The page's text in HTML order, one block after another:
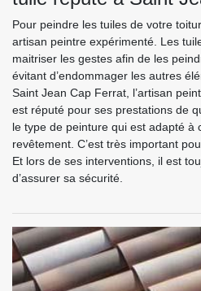
Pour peindre les tuiles de votre
artisan peintre expérimenté. Les
maitriser les gestes afin de les
évitant d’endommager les autres
Saint Jean Cap Ferrat, l’artisan
est réputé pour ses prestations de
le type de peinture qui est adapté à
revêtement. C’est très important
Et lors de ses interventions, il est
d’assurer sa sécurité.